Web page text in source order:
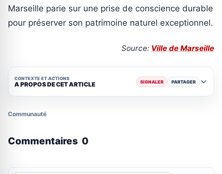
Marseille parie sur une prise de conscience durable
pour préserver son patrimoine naturel exceptionnel.
Source: Ville de Marseille
CONTEXTE ET ACTIONS
A PROPOS DE CET ARTICLE SIGNALER PARTAGER
Communauté
Commentaires 0